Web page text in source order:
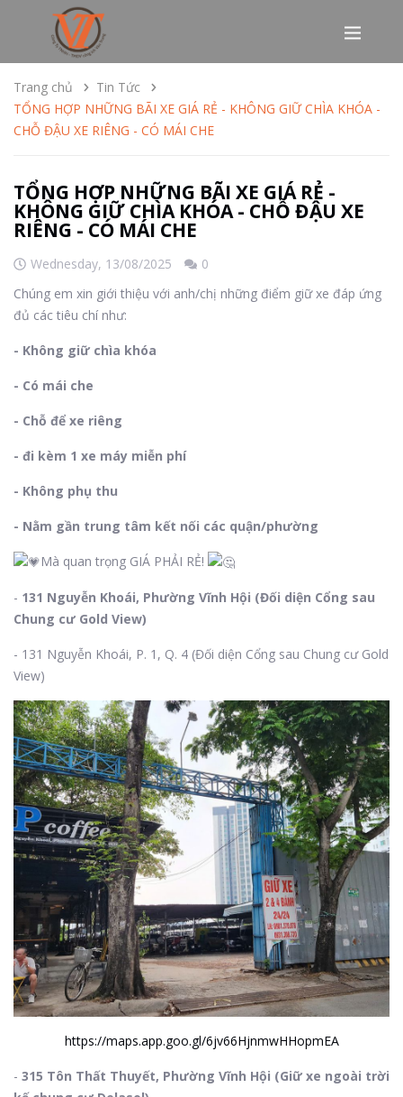
Trang chủ
Tin Tức
TỔNG HỢP NHỮNG BÃI XE GIÁ RẺ - KHÔNG GIỮ CHÌA KHÓA -
CHỖ ĐẬU XE RIÊNG - CÓ MÁI CHE
TỔNG HỢP NHỮNG BÃI XE GIÁ RẺ -
KHÔNG GIỮ CHÌA KHÓA - CHỖ ĐẬU XE
RIÊNG - CÓ MÁI CHE
Wednesday, 13/08/2025
0
Chúng em xin giới thiệu với anh/chị những điểm giữ xe đáp ứng
đủ các tiêu chí như:
- Không giữ chìa khóa
- Có mái che
- Chỗ để xe riêng
- đi kèm 1 xe máy miễn phí
- Không phụ thu
- Nằm gần trung tâm kết nối các quận/phường
Mà quan trọng GIÁ PHẢI RẺ!
- 131 Nguyễn Khoái, Phường Vĩnh Hội (Đối diện Cổng sau
Chung cư Gold View)
- 131 Nguyễn Khoái, P. 1, Q. 4 (Đối diện Cổng sau Chung cư Gold
View)
https://maps.app.goo.gl/6jv66HjnmwHHopmEA
- 315 Tôn Thất Thuyết, Phường Vĩnh Hội (Giữ xe ngoài trời